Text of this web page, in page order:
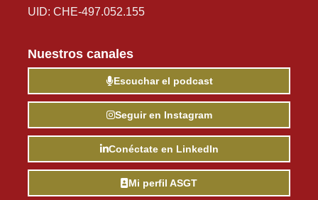
UID: CHE-497.052.155
Nuestros canales
Escuchar el podcast
Seguir en Instagram
Conéctate en LinkedIn
Mi perfil ASGT